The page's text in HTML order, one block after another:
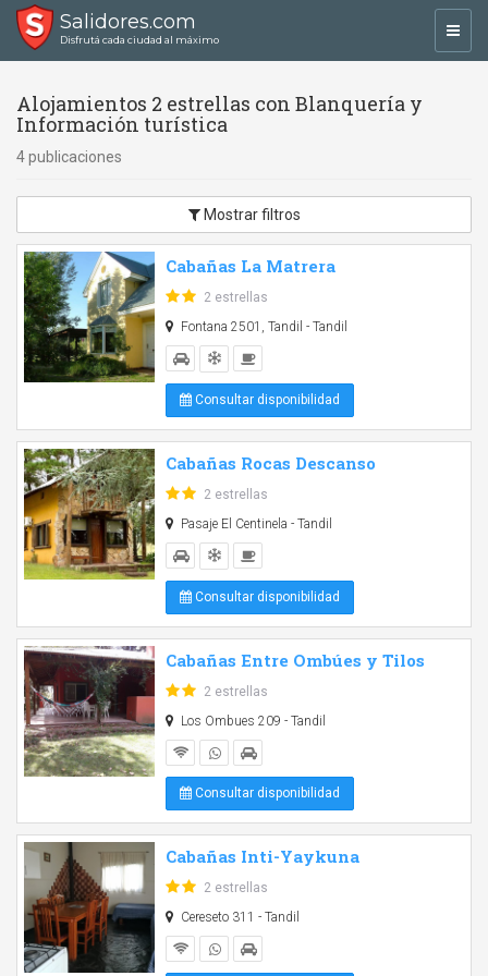
Salidores.com
Disfrutá cada ciudad al máximo
Alojamientos 2 estrellas con Blanquería y
Información turística
4 publicaciones
Mostrar filtros
Cabañas La Matrera
2 estrellas
Fontana 2501, Tandil - Tandil
Consultar disponibilidad
Cabañas Rocas Descanso
2 estrellas
Pasaje El Centinela - Tandil
Consultar disponibilidad
Cabañas Entre Ombúes y Tilos
2 estrellas
Los Ombues 209 - Tandil
Consultar disponibilidad
Cabañas Inti-Yaykuna
2 estrellas
Cereseto 311 - Tandil